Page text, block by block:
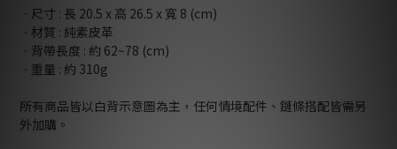
ㆍ尺寸 : 長 20.5 x 高 26.5 x 寬 8 (cm)
ㆍ材質 : 純素皮革
ㆍ背帶長度 : 約 62~78 (cm)
ㆍ重量 : 約 310g
所有商品皆以白背示意圖為主，任何情境配件、鏈條搭配皆需另
外加購。